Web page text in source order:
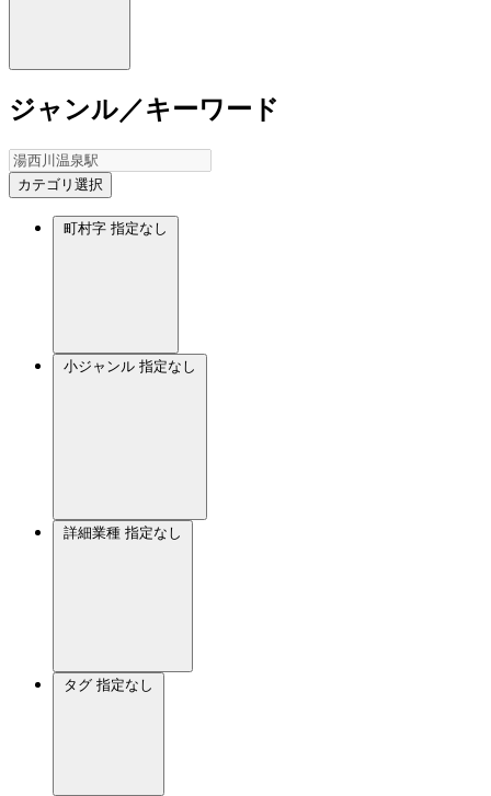
ジャンル／キーワード
カテゴリ選択
町村字 指定なし
小ジャンル 指定なし
詳細業種 指定なし
タグ 指定なし